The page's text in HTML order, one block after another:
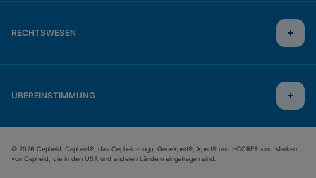
RECHTSWESEN
ÜBEREINSTIMMUNG
© 2026 Cepheid. Cepheid®, das Cepheid-Logo, GeneXpert®, Xpert® und I-CORE® sind Marken
von Cepheid, die in den USA und anderen Ländern eingetragen sind.